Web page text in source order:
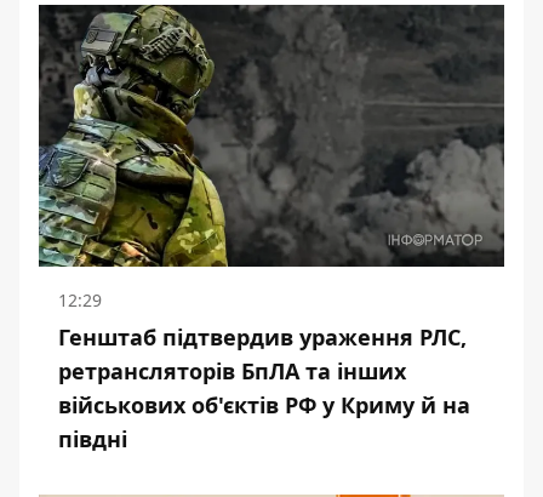
12:29
Генштаб підтвердив ураження РЛС,
ретрансляторів БпЛА та інших
військових об'єктів РФ у Криму й на
півдні